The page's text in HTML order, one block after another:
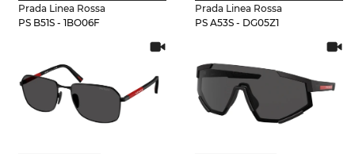
Prada Linea Rossa
PS B51S - 1BO06F
Prada Linea Rossa
PS A53S - DG05Z1